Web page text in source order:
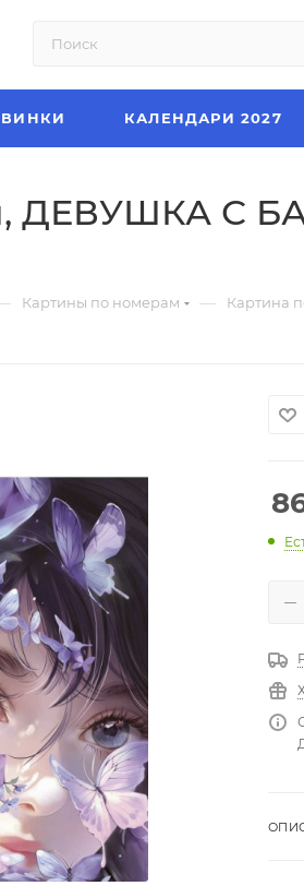
КАЛЕНДАРИ 2027
ДЕВУШКА С
Картины по номерам — Картина